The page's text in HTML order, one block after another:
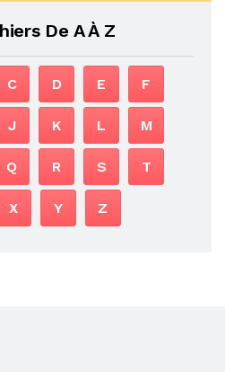
De A À Z
C D E F
J K L M
Q R S T
X Y Z